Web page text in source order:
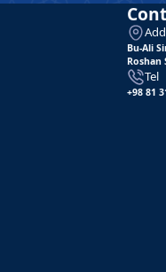
Bu-Ali
Roshan
Tel
+98 81